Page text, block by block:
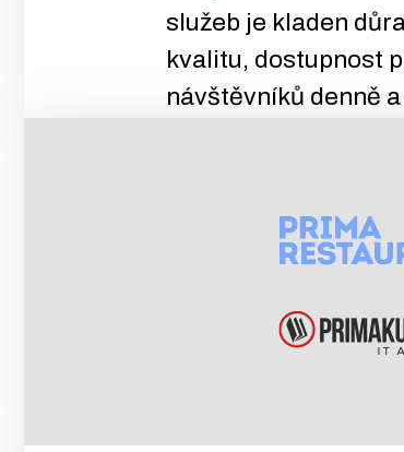
služeb je kladen
kvalitu, dostupnost
návštěvníků denně